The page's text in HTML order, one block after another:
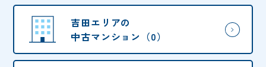
吉田エリアの
中古マンション（0）